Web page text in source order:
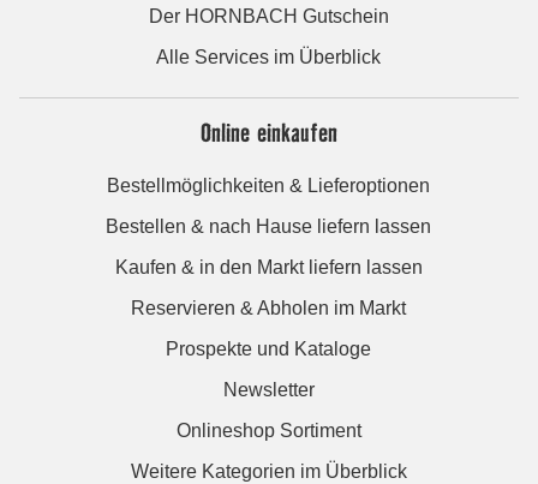
Der HORNBACH Gutschein
Alle Services im Überblick
Online einkaufen
Bestellmöglichkeiten & Lieferoptionen
Bestellen & nach Hause liefern lassen
Kaufen & in den Markt liefern lassen
Reservieren & Abholen im Markt
Prospekte und Kataloge
Newsletter
Onlineshop Sortiment
Weitere Kategorien im Überblick